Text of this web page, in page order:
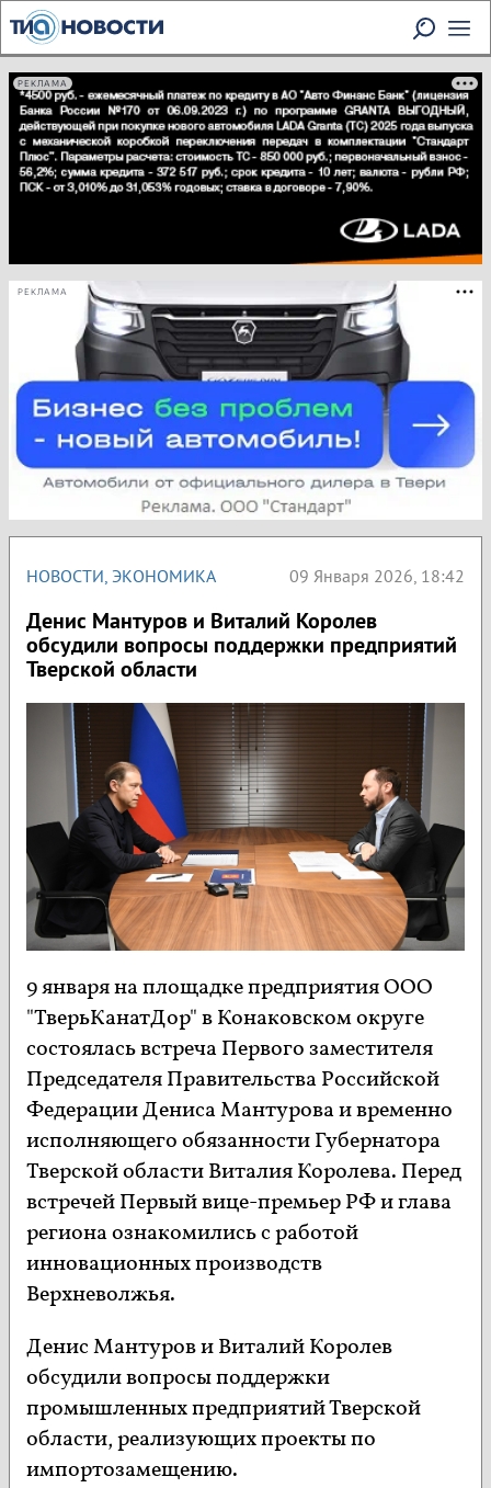
РЕКЛАМА
РЕКЛАМА
НОВОСТИ, ЭКОНОМИКА 09 Января 2026, 18:42
Денис Мантуров и Виталий Королев
обсудили вопросы поддержки предприятий
Тверской области
9 января на площадке предприятия ООО
"ТверьКанатДор" в Конаковском округе
состоялась встреча Первого заместителя
Председателя Правительства Российской
Федерации Дениса Мантурова и временно
исполняющего обязанности Губернатора
Тверской области Виталия Королева. Перед
встречей Первый вице-премьер РФ и глава
региона ознакомились с работой
инновационных производств
Верхневолжья.
Денис Мантуров и Виталий Королев
обсудили вопросы поддержки
промышленных предприятий Тверской
области, реализующих проекты по
импортозамещению.